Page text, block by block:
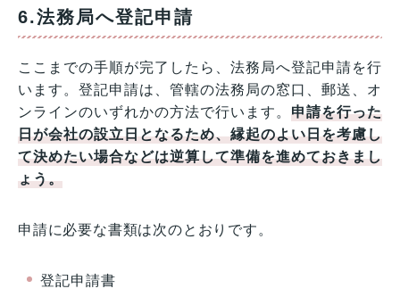
6.法務局へ登記申請
ここまでの手順が完了したら、法務局へ登記申請を行
います。登記申請は、管轄の法務局の窓口、郵送、オ
ンラインのいずれかの方法で行います。申請を行った
日が会社の設立日となるため、縁起のよい日を考慮し
て決めたい場合などは逆算して準備を進めておきまし
ょう。
申請に必要な書類は次のとおりです。
登記申請書